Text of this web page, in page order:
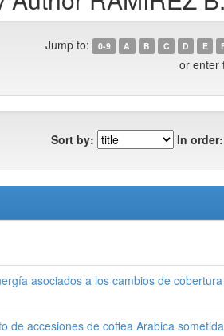
Jump to: 0-9 A B C D E
or enter
Sort by: In order:
asociados a los cambios de
de accesiones de coffea Arabica